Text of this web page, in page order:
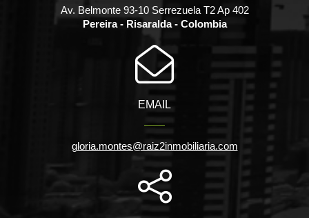
Av. Belmonte 93-10 Serrezuela T2 Ap 402
Pereira - Risaralda - Colombia
EMAIL
gloria.montes@raiz2inmobiliaria.com